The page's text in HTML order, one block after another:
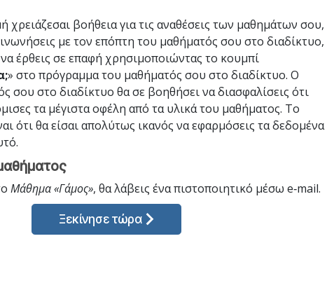
χρειάζεσαι βοήθεια για τις αναθέσεις των μαθημάτων σου,
με τον επόπτη του μαθήματός σου στο διαδίκτυο,
έρθεις σε επαφή χρησιμοποιώντας το κουμπί
» στο πρόγραμμα του μαθήματός σου στο διαδίκτυο. Ο
σου στο διαδίκτυο θα σε βοηθήσει να διασφαλίσεις ότι
τα μέγιστα οφέλη από τα υλικά του μαθήματος. Το
ότι θα είσαι απολύτως ικανός να εφαρμόσεις τα δεδομένα
Μάθημα «Γάμος», θα λάβεις ένα πιστοποιητικό μέσω e‑mail.
Ξεκίνησε τώρα